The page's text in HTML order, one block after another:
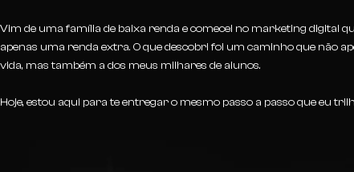
Vim de uma família de baixa renda e comecei no marketing digital
apenas uma renda extra. O que descobri foi um caminho que não
vida, mas também a dos meus milhares de alunos.
Hoje, estou aqui para te entregar o mesmo passo a passo que eu